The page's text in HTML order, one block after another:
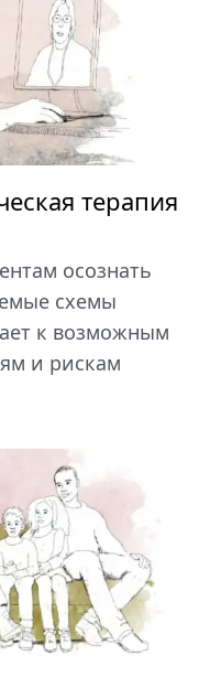
терапия
осознать
схемы
к возможным
и рискам